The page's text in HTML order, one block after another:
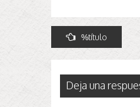
Navegación
entradas
%título
Deja una